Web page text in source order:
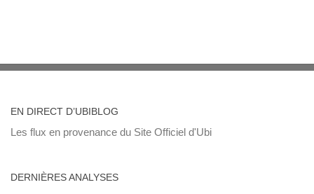
EN DIRECT D’UBIBLOG
Les flux en provenance du Site Officiel d'Ubi
DERNIÈRES ANALYSES